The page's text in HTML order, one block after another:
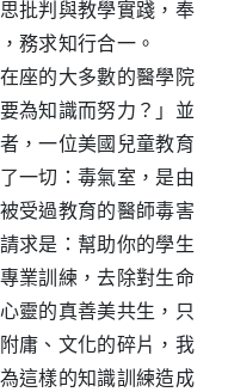
批判與教學實踐，奉
務求知行合一。
座的大多數的醫學院
為知識而努力？」並
，一位美國兒童教育
一切：毒氣室，是由
受過教育的醫師毒害
求是：幫助你的學生
業訓練，去除對生命
靈的真善美共生，只
庸、文化的碎片，我
這樣的知識訓練造成